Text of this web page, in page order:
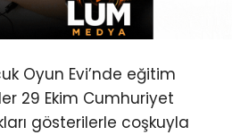
Oyun Evi’nde eğitim
29 Ekim Cumhuriyet
gösterilerle coşkuyla